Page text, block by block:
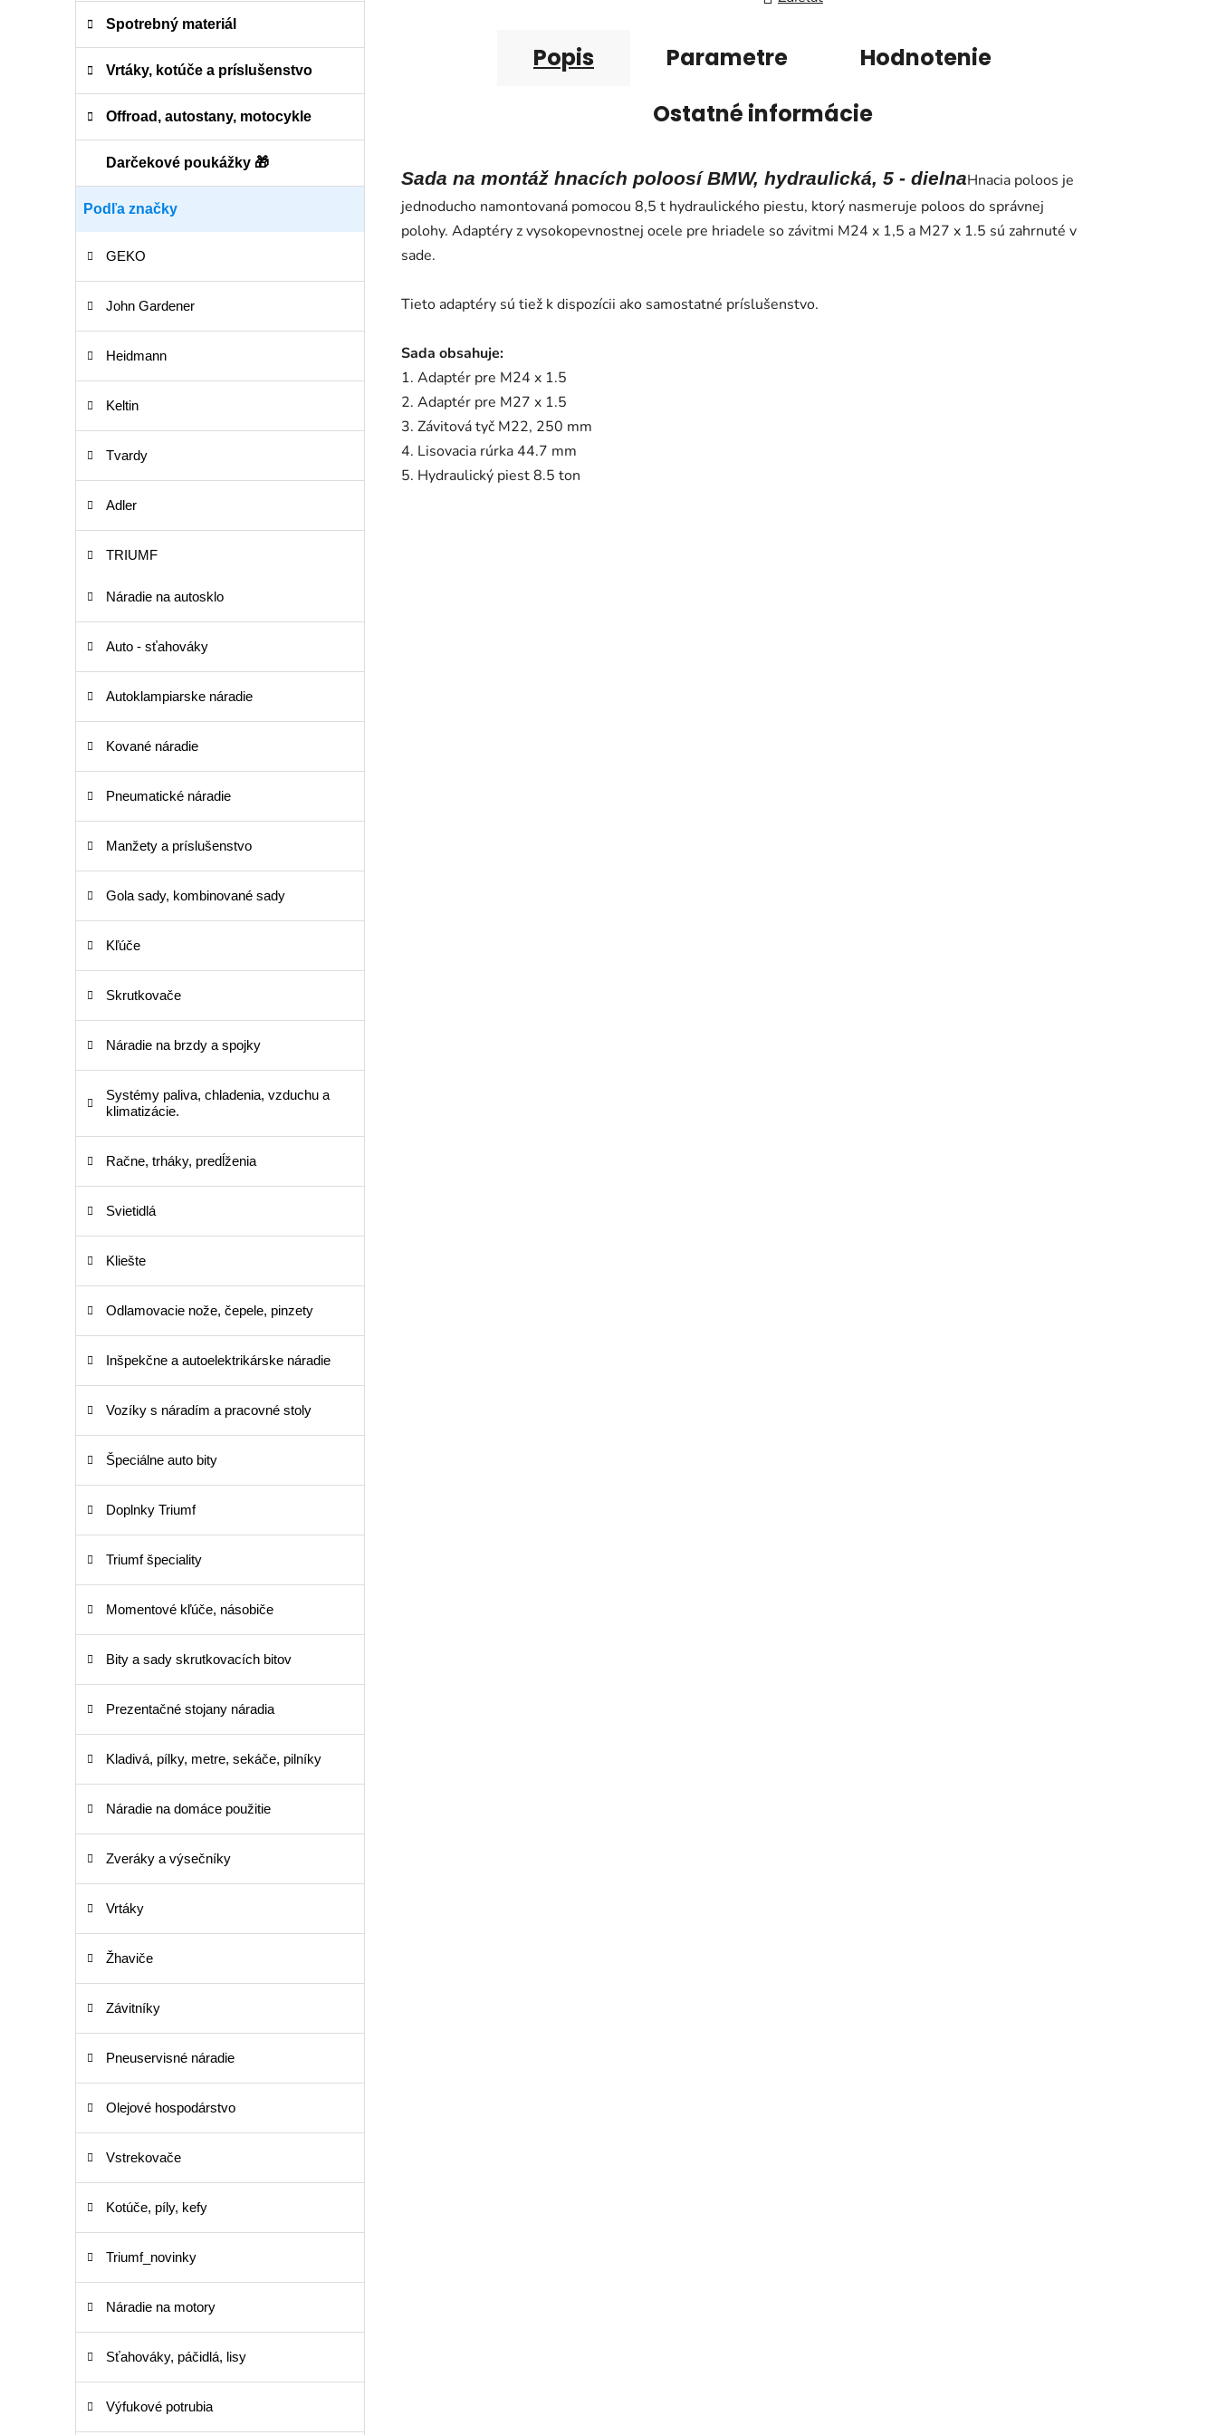
Spotrebný materiál
Vrtáky, kotúče a príslušenstvo
Offroad, autostany, motocykle
Darčekové poukážky 🎁
Podľa značky
GEKO
John Gardener
Heidmann
Keltin
Tvardy
Adler
TRIUMF
Náradie na autosklo
Auto - sťahováky
Autoklampiarske náradie
Kované náradie
Pneumatické náradie
Manžety a príslušenstvo
Gola sady, kombinované sady
Kľúče
Skrutkovače
Náradie na brzdy a spojky
Systémy paliva, chladenia, vzduchu a
klimatizácie.
Račne, trháky, predĺženia
Svietidlá
Kliešte
Odlamovacie nože, čepele, pinzety
Inšpekčne a autoelektrikárske náradie
Vozíky s náradím a pracovné stoly
Špeciálne auto bity
Doplnky Triumf
Triumf špeciality
Momentové kľúče, násobiče
Bity a sady skrutkovacích bitov
Prezentačné stojany náradia
Kladivá, pílky, metre, sekáče, pilníky
Náradie na domáce použitie
Zveráky a výsečníky
Vrtáky
Žhaviče
Závitníky
Pneuservisné náradie
Olejové hospodárstvo
Vstrekovače
Kotúče, píly, kefy
Triumf_novinky
Náradie na motory
Sťahováky, páčidlá, lisy
Výfukové potrubia
Popis Parametre
Hodnotenie
Ostatné informácie
Sada na montáž hnacích poloosí BMW, hydraulická, 5 - dielnaHnacia poloos je
jednoducho namontovaná pomocou 8,5 t hydraulického piestu, ktorý nasmeruje poloos do správnej
polohy. Adaptéry z vysokopevnostnej ocele pre hriadele so závitmi M24 x 1,5 a M27 x 1.5 sú zahrnuté v
sade.
Tieto adaptéry sú tiež k dispozícii ako samostatné príslušenstvo.
Sada obsahuje:
1. Adaptér pre M24 x 1.5
2. Adaptér pre M27 x 1.5
3. Závitová tyč M22, 250 mm
4. Lisovacia rúrka 44.7 mm
5. Hydraulický piest 8.5 ton